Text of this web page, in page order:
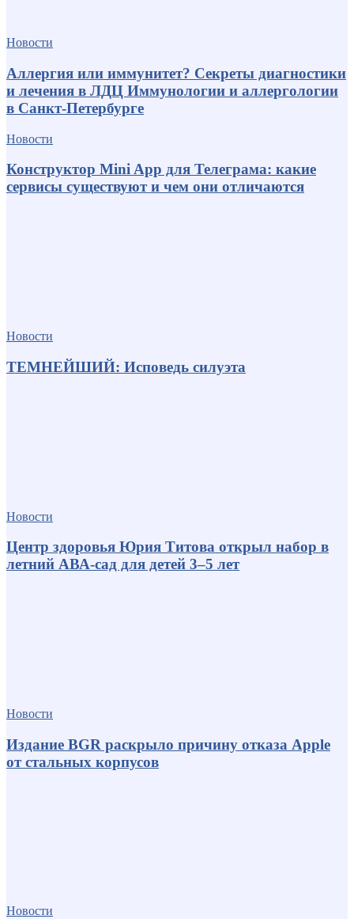
Новости
Аллергия или иммунитет? Секреты диагностики
и лечения в ЛДЦ Иммунологии и аллергологии
в Санкт-Петербурге
Новости
Конструктор Mini App для Телеграма: какие
сервисы существуют и чем они отличаются
Новости
ТЕМНЕЙШИЙ: Исповедь силуэта
Новости
Центр здоровья Юрия Титова открыл набор в
летний АВА-сад для детей 3–5 лет
Новости
Издание BGR раскрыло причину отказа Apple
от стальных корпусов
Новости